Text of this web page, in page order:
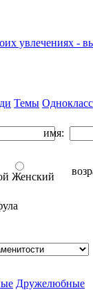
увлечениях -
Темы
имя:
Женский
Дружелюбные